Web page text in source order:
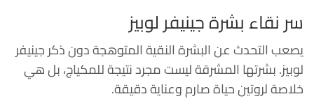
سر نقاء بشرة جينيفر لوبيز
يصعب التحدث عن البشرة النقية المتوهجة دون ذكر جينيفر
لوبيز. بشرتها المشرقة ليست مجرد نتيجة للمكياج، بل هي
خلاصة لروتين حياة صارم وعناية دقيقة.